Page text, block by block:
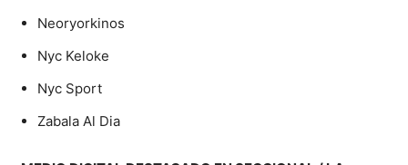
Neoryorkinos
Nyc Keloke
Nyc Sport
Zabala Al Dia